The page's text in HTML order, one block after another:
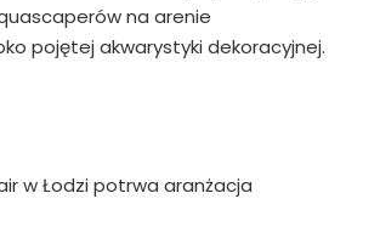
na arenie
pojętej akwarystyki dekoracyjnej.
w Łodzi potrwa aranżacja